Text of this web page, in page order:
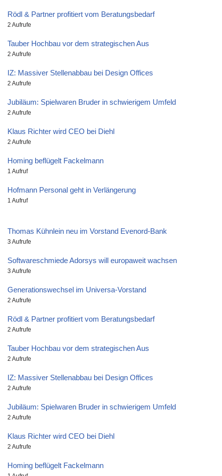
Rödl & Partner profitiert vom Beratungsbedarf
2 Aufrufe
Tauber Hochbau vor dem strategischen Aus
2 Aufrufe
IZ: Massiver Stellenabbau bei Design Offices
2 Aufrufe
Jubiläum: Spielwaren Bruder in schwierigem Umfeld
2 Aufrufe
Klaus Richter wird CEO bei Diehl
2 Aufrufe
Homing beflügelt Fackelmann
1 Aufruf
Hofmann Personal geht in Verlängerung
1 Aufruf
Thomas Kühnlein neu im Vorstand Evenord-Bank
3 Aufrufe
Softwareschmiede Adorsys will europaweit wachsen
3 Aufrufe
Generationswechsel im Universa-Vorstand
2 Aufrufe
Rödl & Partner profitiert vom Beratungsbedarf
2 Aufrufe
Tauber Hochbau vor dem strategischen Aus
2 Aufrufe
IZ: Massiver Stellenabbau bei Design Offices
2 Aufrufe
Jubiläum: Spielwaren Bruder in schwierigem Umfeld
2 Aufrufe
Klaus Richter wird CEO bei Diehl
2 Aufrufe
Homing beflügelt Fackelmann